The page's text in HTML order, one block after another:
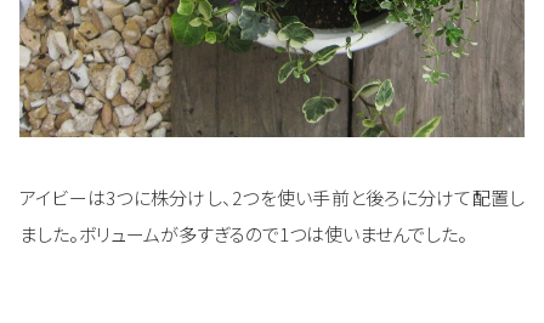
アイビーは3つに株分けし、2つを使い手前と後ろに分けて配置し
ました。ボリュームが多すぎるので1つは使いませんでした。